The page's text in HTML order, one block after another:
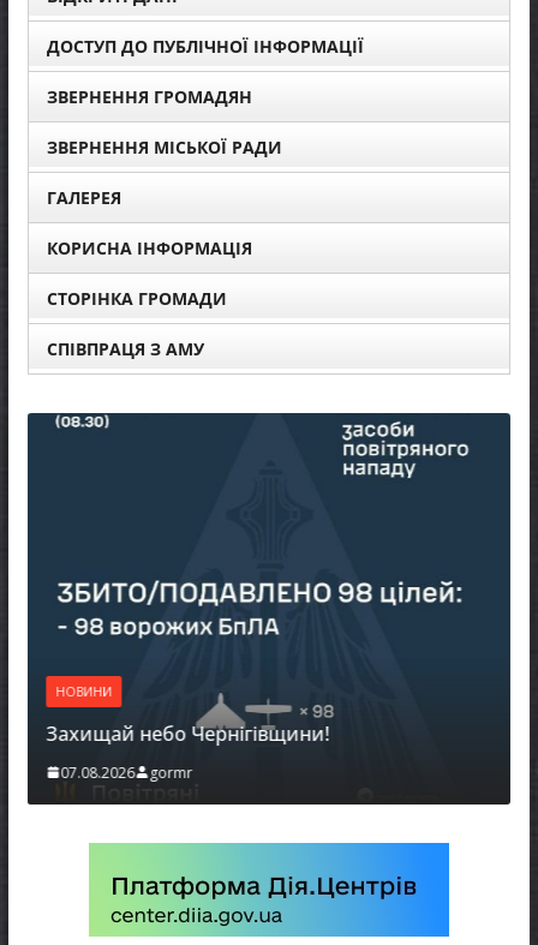
ДОСТУП ДО ПУБЛІЧНОЇ ІНФОРМАЦІЇ
ЗВЕРНЕННЯ ГРОМАДЯН
ЗВЕРНЕННЯ МІСЬКОЇ РАДИ
ГАЛЕРЕЯ
КОРИСНА ІНФОРМАЦІЯ
СТОРІНКА ГРОМАДИ
СПІВПРАЦЯ З АМУ
НОВИНИ
Захищай небо Чернігівщини!
07.08.2026 gormr